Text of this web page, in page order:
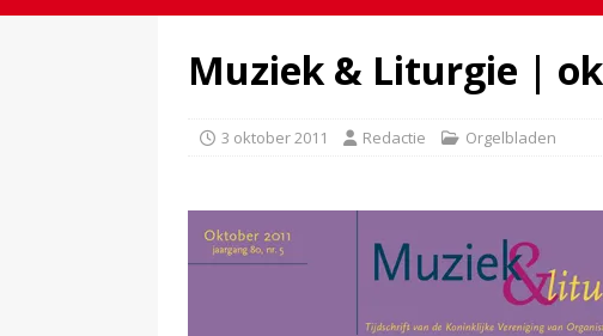
Muziek & Liturgie |
3 oktober 2011 Redactie Orgelbladen